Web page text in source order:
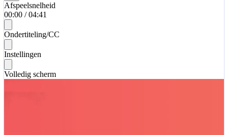
Afspeelsnelheid
00:00 / 04:41
Ondertiteling/CC
Instellingen
Volledig scherm